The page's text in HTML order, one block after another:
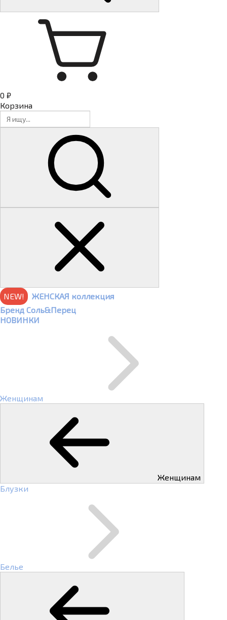
0 ₽
Корзина
NEW!
ЖЕНСКАЯ коллекция
Бренд Соль&Перец
НОВИНКИ
Женщинам
Женщинам
Блузки
Белье